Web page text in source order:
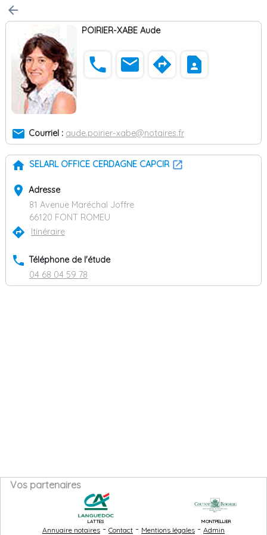
arrow_back
POIRIER-XABE Aude
phone email directions contact_page
email Courriel : aude.poirier-xabe@notaires.fr
home SELARL OFFICE CERDAGNE CAPCIR
place Adresse
81 Avenue Maréchal Joffre
66120 FONT ROMEU
directions Itinéraire
phone Téléphone de l'étude
04 68 04 59 78
Vos partenaires
LATTES MONTPELLIER
Annuaire notaires - Contact - Mentions légales - Admin